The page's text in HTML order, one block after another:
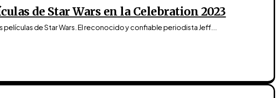
de Star Wars en la Celebration 2023
de Star Wars. El reconocido y confiable periodista Jeff...